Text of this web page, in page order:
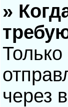
»
через